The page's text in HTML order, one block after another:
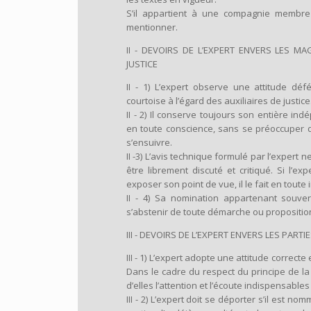
S’il appartient à une compagnie
mentionner.
II - DEVOIRS DE L’EXPERT ENVERS LES
JUSTICE
II - 1) L’expert observe une attitude
courtoise à l’égard des auxiliaires de
II - 2) Il conserve toujours son entière
en toute conscience, sans se
s’ensuivre.
II -3) L’avis technique formulé par l’expert
être librement discuté et critiqué. Si
exposer son point de vue, il le fait en toute
II - 4) Sa nomination appartenant
s’abstenir de toute démarche ou
III - DEVOIRS DE L’EXPERT ENVERS LES
III - 1) L’expert adopte une attitude
Dans le cadre du respect du principe de
d’elles l’attention et l’écoute
III - 2) L’expert doit se déporter s’il est